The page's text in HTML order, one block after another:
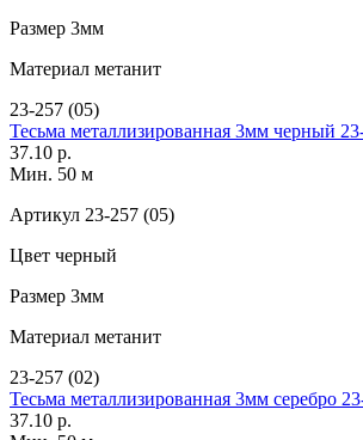
Размер 3мм
Материал метанит
23-257 (05)
Тесьма металлизированная 3мм черный
37.10 р.
Мин. 50 м
Артикул 23-257 (05)
Цвет черный
Размер 3мм
Материал метанит
23-257 (02)
Тесьма металлизированная 3мм серебро
37.10 р.